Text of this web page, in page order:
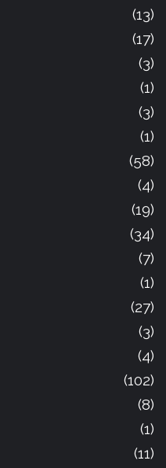
(13)
(17)
(3)
(1)
(3)
(1)
(58)
(4)
(19)
(34)
(7)
(1)
(27)
(3)
(4)
(102)
(8)
(1)
(11)